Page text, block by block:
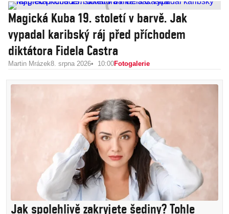
Magická Kuba 19. století v barvě. Jak
vypadal karibský ráj před příchodem
diktátora Fidela Castra
Martin Mrázek8. srpna 2026 10:00Fotogalerie
Jak spolehlivě zakryjete šediny? Tohle